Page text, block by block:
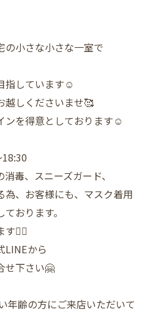
の小さな小さな一室で
指しています☺️
越しくださいませ🥰
ンを得意としております☺️
毒、スニーズガード、
為、お客様にも、マスク着用
おります。
🙇‍♀️
LINEから
せ下さい🤗
年齢の方にご来店いただいて